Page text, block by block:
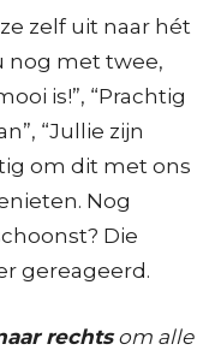
zelf uit naar hét
nog met twee,
is!”, “Prachtig
“Jullie zijn
om dit met ons
Nog
Die
gereageerd.
rechtsom alle